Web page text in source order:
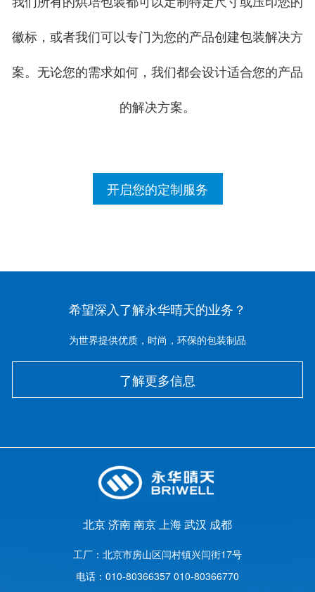
徽标，或者我们可以专门为您的产品创建包装解决方
案。无论您的需求如何，我们都会设计适合您的产品
的解决方案。
开启您的定制服务
希望深入了解永华晴天的业务？
为世界提供优质，时尚，环保的包装制品
了解更多信息
北京济南南京上海武汉 成都
工厂： 北京市房山区闫村镇兴闫街17号
电话： 010-80366357 010-80366770